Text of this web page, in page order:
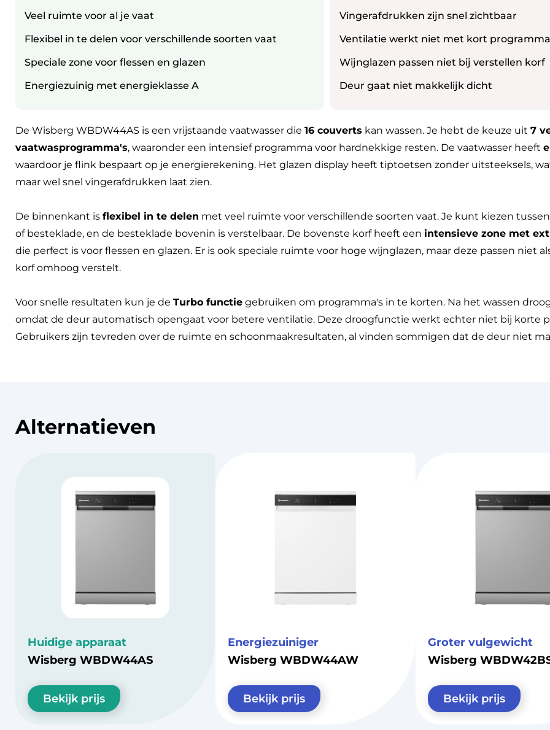
Veel ruimte voor al je vaat
Flexibel in te delen voor verschillende soorten vaat
Speciale zone voor flessen en glazen
Energiezuinig met energieklasse A
Vingerafdrukken zijn snel zichtbaar
Ventilatie werkt niet met kort programma
Wijnglazen passen niet bij verstellen korf
Deur gaat niet makkelijk dicht
De Wisberg WBDW44AS is een vrijstaande vaatwasser die 16 couverts kan wassen. Je hebt de keuze uit 7
vaatwasprogramma's, waaronder een intensief programma voor hardnekkige resten. De vaatwasser heeft
waardoor je flink bespaart op je energierekening. Het glazen display heeft tiptoetsen zonder uitsteeksels,
maar wel snel vingerafdrukken laat zien.
De binnenkant is flexibel in te delen met veel ruimte voor verschillende soorten vaat. Je kunt kiezen
of besteklade, en de besteklade bovenin is verstelbaar. De bovenste korf heeft een intensieve zone met
die perfect is voor flessen en glazen. Er is ook speciale ruimte voor hoge wijnglazen, maar deze passen niet
korf omhoog verstelt.
Voor snelle resultaten kun je de Turbo functie gebruiken om programma's in te korten. Na het wassen
omdat de deur automatisch opengaat voor betere ventilatie. Deze droogfunctie werkt echter niet bij korte
Gebruikers zijn tevreden over de ruimte en schoonmaakresultaten, al vinden sommigen dat de deur niet
Alternatieven
Huidige apparaat
Wisberg WBDW44AS
Bekijk prijs
Energiezuiniger
Wisberg WBDW44AW
Bekijk prijs
Groter vulgewicht
Wisberg
Bekijk prijs